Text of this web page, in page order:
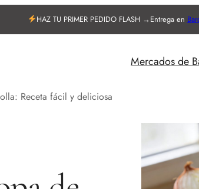
HAZ TU PRIMER PEDIDO FLASH →Entrega en
Mercados de
Receta fácil y deliciosa